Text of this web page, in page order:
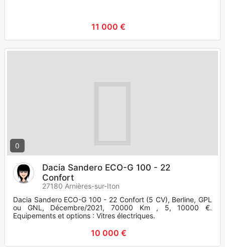
11 000 €
0
Dacia Sandero ECO-G 100 - 22
Confort
27180 Arnières-sur-Iton
Dacia Sandero ECO-G 100 - 22 Confort (5 CV), Berline, GPL
ou GNL, Décembre/2021, 70000 Km , 5, 10000 €.
Equipements et options : Vitres électriques.
10 000 €